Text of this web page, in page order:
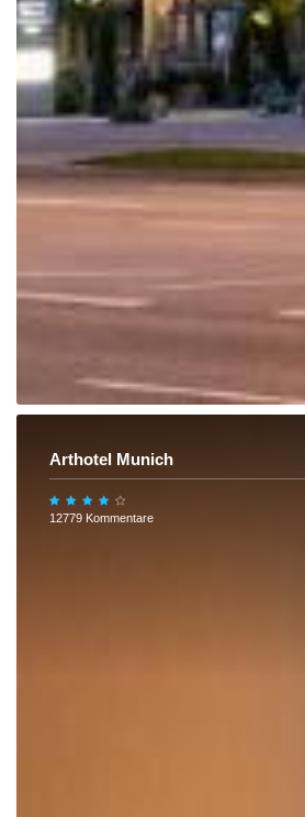
Arthotel Munich
12779 Kommentare